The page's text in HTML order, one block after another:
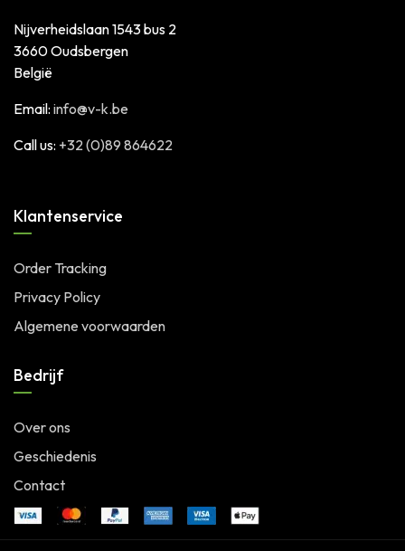
Nijverheidslaan 1543 bus 2
3660 Oudsbergen
België
Email: info@v-k.be
Call us: +32 (0)89 864622
Klantenservice
Order Tracking
Privacy Policy
Algemene voorwaarden
Bedrijf
Over ons
Geschiedenis
Contact